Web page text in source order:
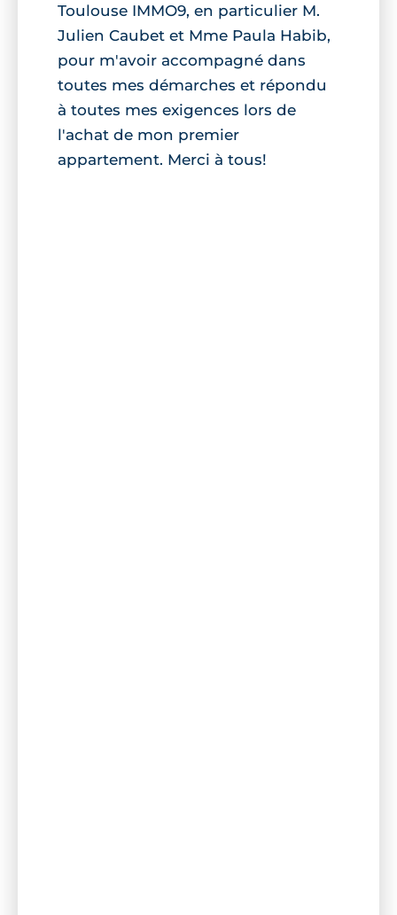
Toulouse IMMO9, en particulier M.
Julien Caubet et Mme Paula Habib,
pour m'avoir accompagné dans
toutes mes démarches et répondu
à toutes mes exigences lors de
l'achat de mon premier
appartement. Merci à tous!